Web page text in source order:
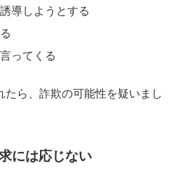
導しようとする
ってくる
たら、詐欺の可能性を疑いまし
には応じない